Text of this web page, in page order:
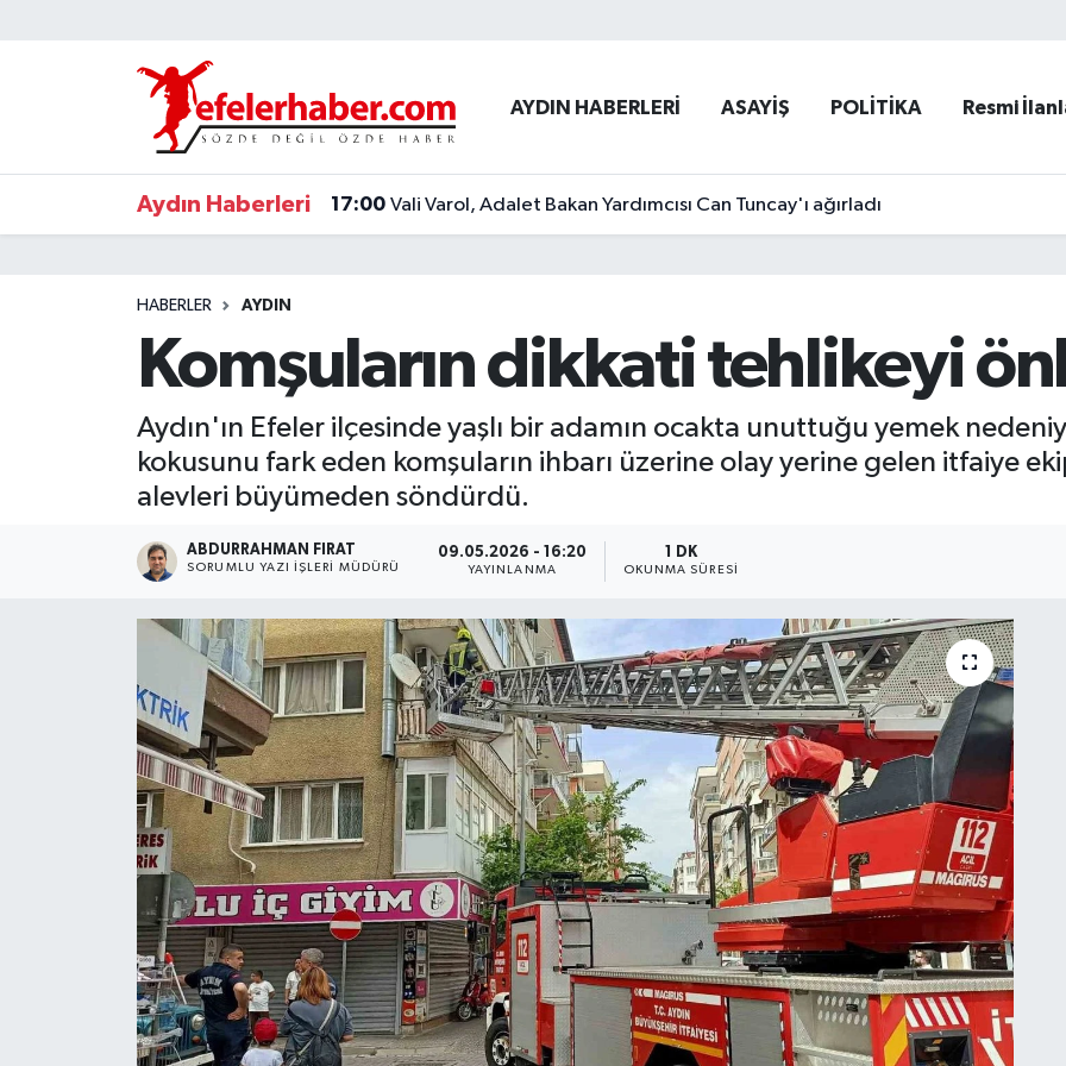
AYDIN HABERLERİ ASAYİŞ POLİTİKA Resmi
Aydın Haberleri 17:00 Vali Varol, Adalet Bakan Yardımcısı Can Tuncay'ı ağırladı
HABERLER AYDIN
Komşuların dikkati tehlikeyi
Aydın'ın Efeler ilçesinde yaşlı bir adamın ocakta unuttuğu yemek
kokusunu fark eden komşuların ihbarı üzerine olay yerine gelen itfaiye
alevleri büyümeden söndürdü.
ABDURRAHMAN FIRAT
SORUMLU YAZI İŞLERI MÜDÜRÜ
09.05.2026 - 16:20
YAYINLANMA
1 DK
OKUNMA SÜRESI
Nöbetçi Eczaneler
Hava Durumu
Aydin Namaz Vakitleri
Tüm Manşetler
Son Dakika Haberleri